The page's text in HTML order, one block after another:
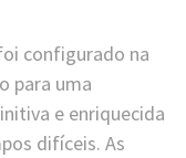
configurado na
para uma
e enriquecida
difíceis. As